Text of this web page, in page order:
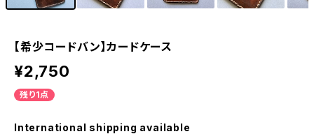
【希少コードバン】カードケース
¥2,750
残り1点
International shipping available